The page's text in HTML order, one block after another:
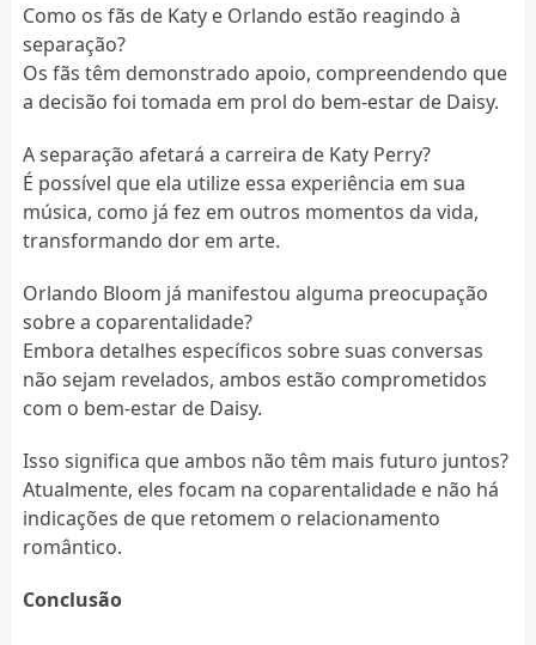
Como os fãs de Katy e Orlando estão reagindo à
separação?
Os fãs têm demonstrado apoio, compreendendo que
a decisão foi tomada em prol do bem-estar de Daisy.
A separação afetará a carreira de Katy Perry?
É possível que ela utilize essa experiência em sua
música, como já fez em outros momentos da vida,
transformando dor em arte.
Orlando Bloom já manifestou alguma preocupação
sobre a coparentalidade?
Embora detalhes específicos sobre suas conversas
não sejam revelados, ambos estão comprometidos
com o bem-estar de Daisy.
Isso significa que ambos não têm mais futuro juntos?
Atualmente, eles focam na coparentalidade e não há
indicações de que retomem o relacionamento
romântico.
Conclusão